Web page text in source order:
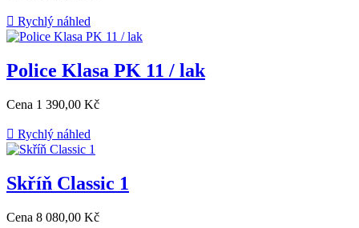
 Rychlý náhled
Police Klasa PK 11 / lak
Cena 1 390,00 Kč
 Rychlý náhled
Skříň Classic 1
Cena 8 080,00 Kč